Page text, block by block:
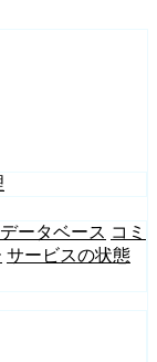
ータベース コミ
サービスの状態